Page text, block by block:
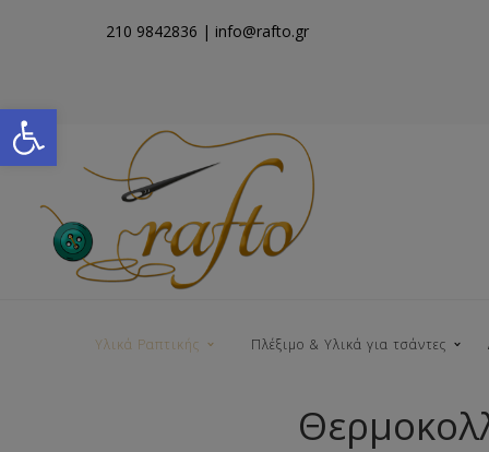
Open toolbar
210 9842836 | info@rafto.gr
Υλικά Ραπτικής Πλέξιμο & Υλικά για τσάντες